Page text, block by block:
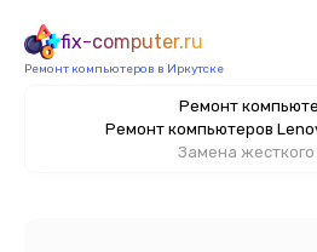
fix-computer.ru
Ремонт компьютеров в Иркутске
Ремонт
Ремонт компьютеров
Замена жесткого